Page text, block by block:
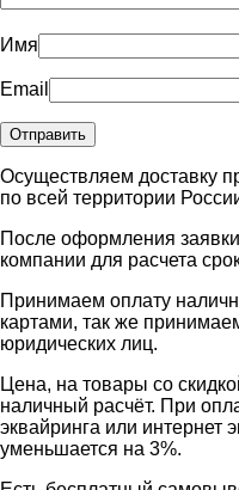
Имя
Email
Осуществляем доставку
по всей территории
После оформления
компании для расчета
Принимаем оплату
картами, так же
юридических лиц.
Цена, на товары со
наличный расчёт. При
эквайринга или интернет
уменьшается на 3%.